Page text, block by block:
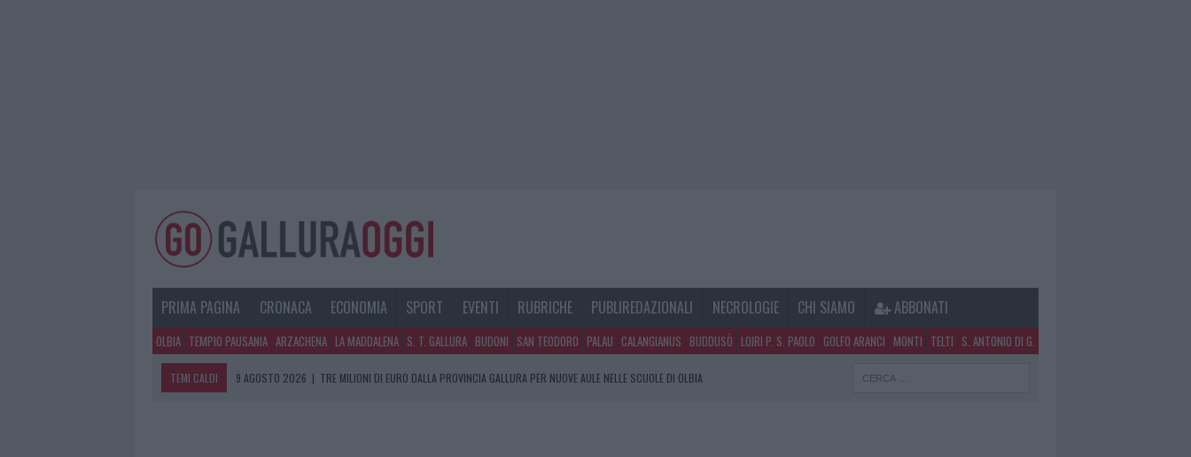
PRIMA PAGINA CRONACA ECONOMIA SPORT EVENTI RUBRICHE PUBLIREDAZIONALI NECROLOGIE CHI SIAMO ABBONATI
OLBIA TEMPIO PAUSANIA ARZACHENA LA MADDALENA S. T. GALLURA BUDONI SAN TEODORO PALAU CALANGIANUS BUDDUSÒ LOIRI P. S. PAOLO GOLFO ARANCI MONTI TELTI S. ANTONIO DI G.
TEMI CALDI 9 AGOSTO 2026 | TRE MILIONI DI EURO DALLA PROVINCIA GALLURA PER NUOVE AULE NELLE SCUOLE DI OLBIA